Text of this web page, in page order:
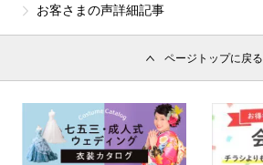
お客さまの声詳細記事
ページトップに戻る